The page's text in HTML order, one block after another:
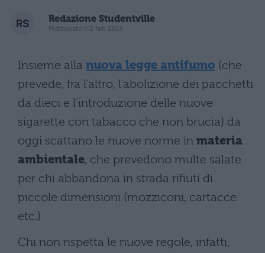
Redazione Studentville
Pubblicato il 2 feb 2016
Insieme alla nuova legge antifumo (che
prevede, fra l'altro, l'abolizione dei pacchetti
da dieci e l'introduzione delle nuove
sigarette con tabacco che non brucia) da
oggi scattano le nuove norme in materia
ambientale, che prevedono multe salate
per chi abbandona in strada rifiuti di
piccole dimensioni (mozziconi, cartacce
etc.)
Chi non rispetta le nuove regole, infatti,